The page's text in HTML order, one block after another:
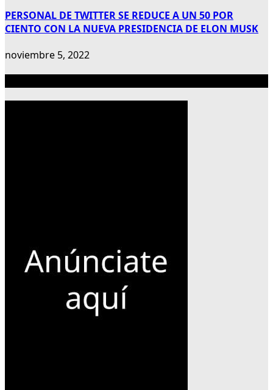
PERSONAL DE TWITTER SE REDUCE A UN 50 POR
CIENTO CON LA NUEVA PRESIDENCIA DE ELON MUSK
noviembre 5, 2022